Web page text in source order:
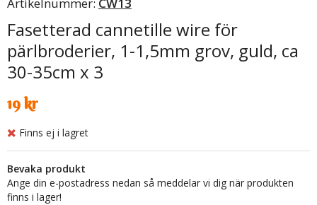
Fasetterad cannetille wire för
pärlbroderier, 1-1,5mm grov, guld, ca
30-35cm x 3
19 kr
Finns ej i lagret
Bevaka produkt
Ange din e-postadress nedan så meddelar vi dig när produkten
finns i lager!